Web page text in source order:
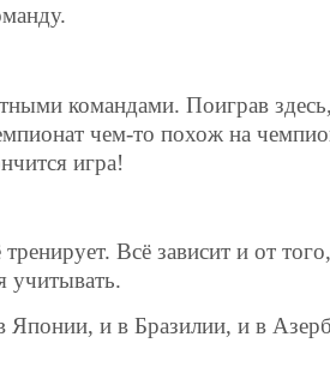
командами. Поиграв
чем-то похож на
игра!
Всё зависит и от
учитывать.
Японии, и в Бразилии, и в